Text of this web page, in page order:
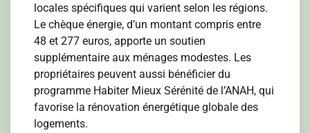
locales spécifiques qui varient selon les régions.
Le chèque énergie, d’un montant compris entre
48 et 277 euros, apporte un soutien
supplémentaire aux ménages modestes. Les
propriétaires peuvent aussi bénéficier du
programme Habiter Mieux Sérénité de l’ANAH, qui
favorise la rénovation énergétique globale des
logements.